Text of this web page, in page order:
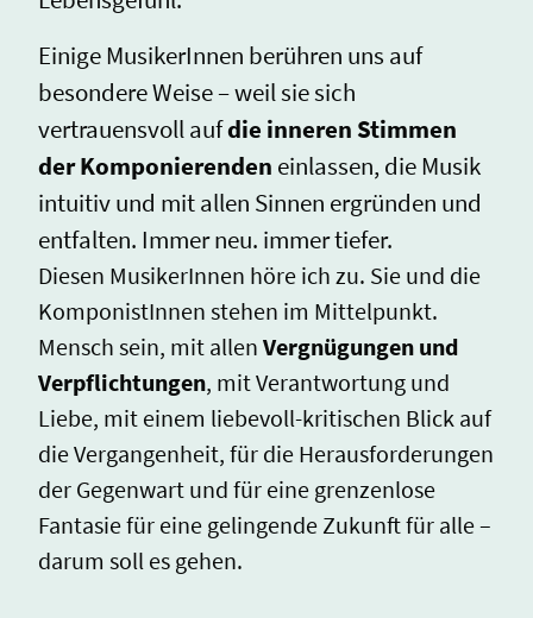
Einige MusikerInnen berühren uns auf
besondere Weise – weil sie sich
vertrauensvoll aufdie inneren Stimmen
der Komponierenden einlassen, die Musik
intuitiv und mit allen Sinnen ergründen und
entfalten. Immer neu. immer tiefer.
Diesen MusikerInnen höre ich zu. Sie und die
KomponistInnen stehen im Mittelpunkt.
Mensch sein, mit allen Vergnügungen und
Verpflichtungen, mit Verantwortung und
Liebe, mit einem liebevoll-kritischen Blick auf
die Vergangenheit, für die Herausforderungen
der Gegenwart und für eine grenzenlose
Fantasie für eine gelingende Zukunft für alle –
darum soll es gehen.